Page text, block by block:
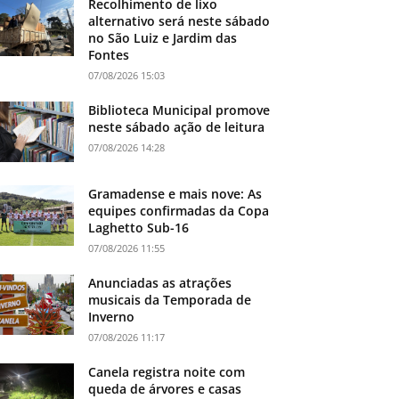
Recolhimento de lixo
alternativo será neste sábado
no São Luiz e Jardim das
Fontes
07/08/2026 15:03
Biblioteca Municipal promove
neste sábado ação de leitura
07/08/2026 14:28
Gramadense e mais nove: As
equipes confirmadas da Copa
Laghetto Sub-16
07/08/2026 11:55
Anunciadas as atrações
musicais da Temporada de
Inverno
07/08/2026 11:17
Canela registra noite com
queda de árvores e casas